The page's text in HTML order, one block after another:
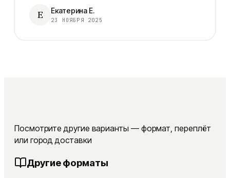
Е Екатерина Е.
23 НОЯБРЯ 2025
Посмотрите другие варианты — формат, переплёт
или город доставки
Другие форматы